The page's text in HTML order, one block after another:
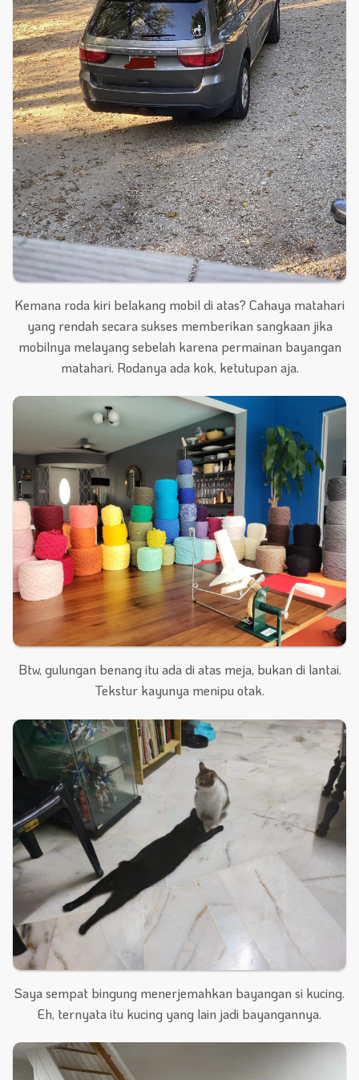
Kemana roda kiri belakang mobil di atas? Cahaya matahari
yang rendah secara sukses memberikan sangkaan jika
mobilnya melayang sebelah karena permainan bayangan
matahari. Rodanya ada kok, ketutupan aja.
Btw, gulungan benang itu ada di atas meja, bukan di lantai.
Tekstur kayunya menipu otak.
Saya sempat bingung menerjemahkan bayangan si kucing.
Eh, ternyata itu kucing yang lain jadi bayangannya.